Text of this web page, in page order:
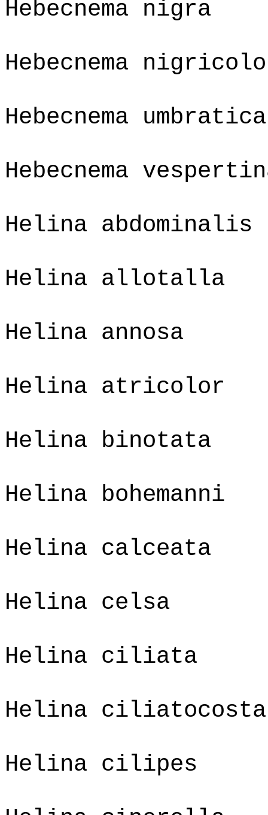
Hebecnema nigra
Hebecnema
Hebecnema umbratica
Hebecnema
Helina abdominalis
Helina allotalla
Helina annosa
Helina atricolor
Helina binotata
Helina bohemanni
Helina calceata
Helina celsa
Helina ciliata
Helina ciliatocosta
Helina cilipes